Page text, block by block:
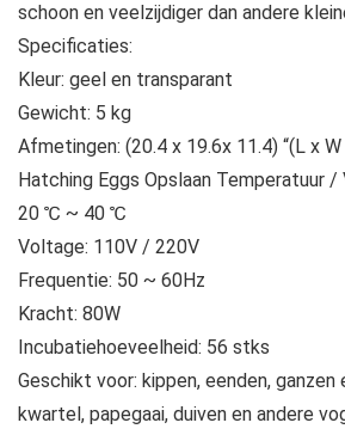
schoon en veelzijdiger dan andere
Specificaties:
Kleur: geel en transparant
Gewicht: 5 kg
Afmetingen: (20.4 x 19.6x 11.4) “(L x
Hatching Eggs Opslaan Temperatuur
20 ℃ ~ 40 ℃
Voltage: 110V / 220V
Frequentie: 50 ~ 60Hz
Kracht: 80W
Incubatiehoeveelheid: 56 stks
Geschikt voor: kippen, eenden, ganzen
kwartel, papegaai, duiven en andere